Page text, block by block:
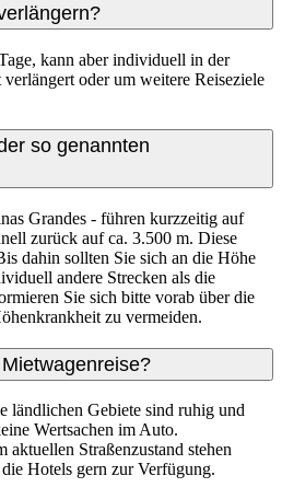
kann aber individuell in der
oder um weitere Reiseziele
so genannten
Grandes - führen kurzzeitig auf
zurück auf ca. 3.500 m. Diese
dahin sollten Sie sich an die Höhe
andere Strecken als die
Sie sich bitte vorab über die
zu vermeiden.
ländlichen Gebiete sind ruhig und
Wertsachen im Auto.
Straßenzustand stehen
Hotels gern zur Verfügung.